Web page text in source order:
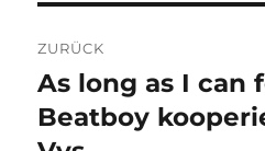
ZURÜCK
Vorheriger
Beitrag:
As long as I can
Beatboy